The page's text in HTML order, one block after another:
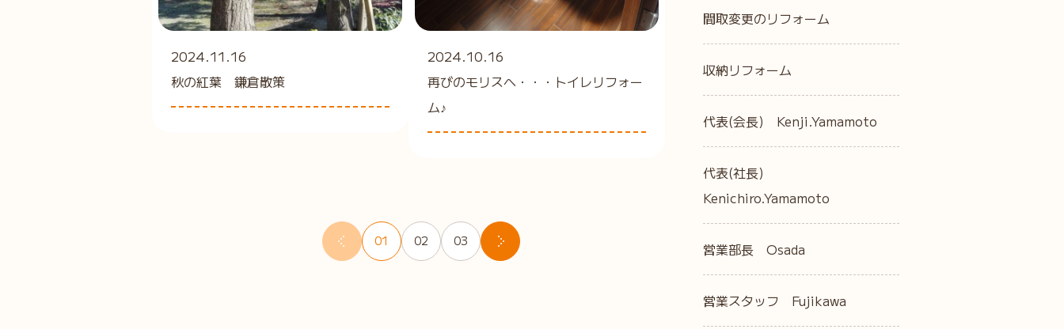
2024.11.16
秋の紅葉 鎌倉散策
2024.10.16
再びのモリスへ・・・トイレリフォー
ム♪
01 02 03
間取変更のリフォーム
収納リフォーム
代表(会長) Kenji.Yamamoto
代表(社長)
Kenichiro.Yamamoto
営業部長 Osada
営業スタッフ Fujikawa